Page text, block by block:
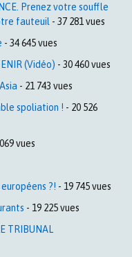
Prenez votre souffle
fauteuil - 37 281 vues
- 34 645 vues
(Vidéo) - 30 460 vues
- 21 743 vues
spoliation ! - 20 526
vues
?! - 19 745 vues
- 19 225 vues
TRIBUNAL